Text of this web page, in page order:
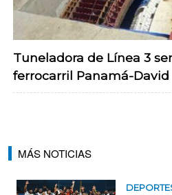
Tuneladora de Línea 3
ferrocarril Panamá-David
MÁS NOTICIAS